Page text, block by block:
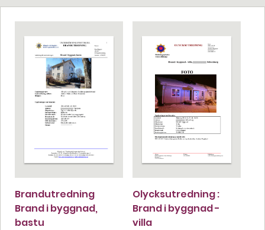
Brandutredning
Brand i byggnad,
bastu
Olycksutredning :
Brand i byggnad -
villa